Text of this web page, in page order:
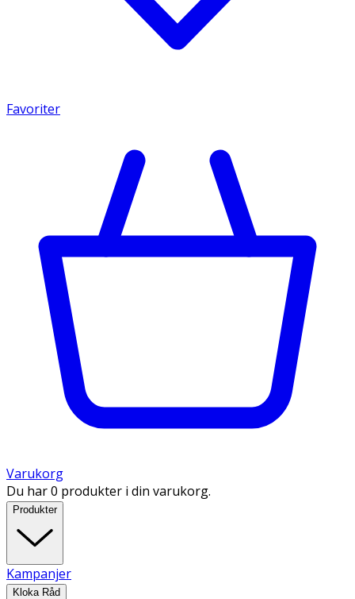
Favoriter
Varukorg
Du har 0 produkter i din varukorg.
Produkter
Kampanjer
Kloka Råd